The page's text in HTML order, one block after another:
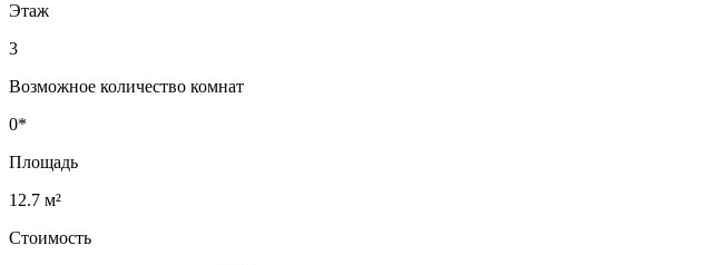
Этаж
3
Возможное количество комнат
0*
Площадь
12.7 м²
Стоимость